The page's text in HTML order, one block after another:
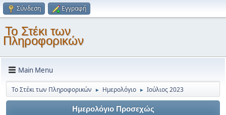
Σύνδεση Εγγραφή
Το Στέκι των
Πληροφορικών
Main Menu
Το Στέκι των Πληροφορικών ► Ημερολόγιο ► Ιούλιος 2023
Ημερολόγιο Προσεχώς